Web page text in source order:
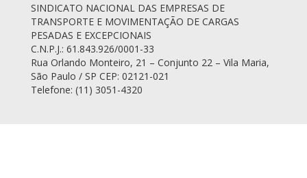
SINDICATO NACIONAL DAS EMPRESAS DE
TRANSPORTE E MOVIMENTAÇÃO DE CARGAS
PESADAS E EXCEPCIONAIS
C.N.P.J.: 61.843.926/0001-33
Rua Orlando Monteiro, 21 – Conjunto 22 – Vila Maria,
São Paulo / SP CEP: 02121-021
Telefone: (11) 3051-4320